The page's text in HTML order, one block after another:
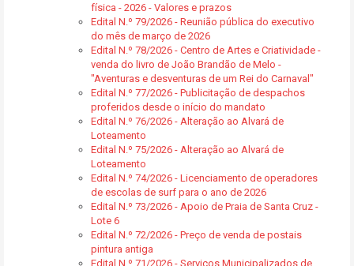
física - 2026 - Valores e prazos
Edital N.º 79/2026 - Reunião pública do executivo
do mês de março de 2026
Edital N.º 78/2026 - Centro de Artes e Criatividade -
venda do livro de João Brandão de Melo -
"Aventuras e desventuras de um Rei do Carnaval"
Edital N.º 77/2026 - Publicitação de despachos
proferidos desde o início do mandato
Edital N.º 76/2026 - Alteração ao Alvará de
Loteamento
Edital N.º 75/2026 - Alteração ao Alvará de
Loteamento
Edital N.º 74/2026 - Licenciamento de operadores
de escolas de surf para o ano de 2026
Edital N.º 73/2026 - Apoio de Praia de Santa Cruz -
Lote 6
Edital N.º 72/2026 - Preço de venda de postais
pintura antiga
Edital N.º 71/2026 - Serviços Municipalizados de